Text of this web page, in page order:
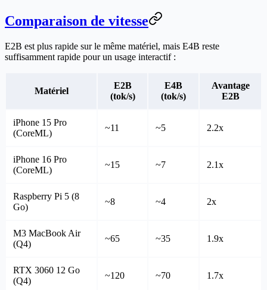
Comparaison de vitesse
E2B est plus rapide sur le même matériel, mais E4B reste
suffisamment rapide pour un usage interactif :
Matériel
E2B
(tok/s)
E4B
(tok/s)
Avantage
E2B
iPhone 15 Pro
(CoreML)
~11 ~5 2.2x
iPhone 16 Pro
(CoreML)
~15 ~7 2.1x
Raspberry Pi 5 (8
Go)
~8 ~4 2x
M3 MacBook Air
(Q4)
~65 ~35 1.9x
RTX 3060 12 Go
(Q4)
~120 ~70 1.7x